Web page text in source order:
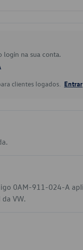
login na sua conta.
clientes logados. Entrar
0AM-911-024-A
VW.